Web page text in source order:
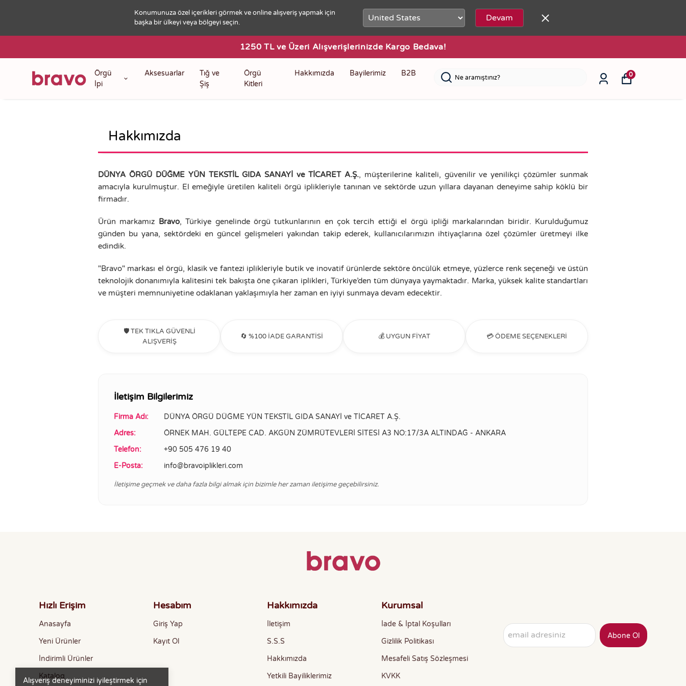
Konumunuza özel içerikleri görmek ve online alışveriş yapmak için
başka bir ülkeyi veya bölgeyi seçin.
Devam
1250 TL ve Üzeri Alışverişlerinizde Kargo Bedava!
Örgü
İpi
Aksesuarlar
Tığ ve
Şiş
Örgü
Kitleri
Hakkımızda Bayilerimiz B2B 0
Alışveriş deneyiminizi iyileştirmek için
Hakkımızda
DÜNYA ÖRGÜ DÜĞME YÜN TEKSTİL GIDA SANAYİ ve TİCARET A.Ş., müşterilerine kaliteli, güvenilir ve yenilikçi çözümler sunmak
amacıyla kurulmuştur. El emeğiyle üretilen kaliteli örgü iplikleriyle tanınan ve sektörde uzun yıllara dayanan deneyime sahip köklü bir
firmadır.
Ürün markamız Bravo, Türkiye genelinde örgü tutkunlarının en çok tercih ettiği el örgü ipliği markalarından biridir. Kurulduğumuz
günden bu yana, sektördeki en güncel gelişmeleri yakından takip ederek, kullanıcılarımızın ihtiyaçlarına özel çözümler üretmeyi ilke
edindik.
"Bravo" markası el örgü, klasik ve fantezi iplikleriyle butik ve inovatif ürünlerde sektöre öncülük etmeye, yüzlerce renk seçeneği ve üstün
teknolojik donanımıyla kalitesini tek bakışta öne çıkaran iplikleri, Türkiye’den tüm dünyaya yaymaktadır. Marka, yüksek kalite standartları
ve müşteri memnuniyetine odaklanan yaklaşımıyla her zaman en iyiyi sunmaya devam edecektir.
🛡️ TEK TIKLA GÜVENLİ
ALIŞVERİŞ
🔄 %100 İADE GARANTİSİ 💰 UYGUN FİYAT 💳 ÖDEME SEÇENEKLERİ
İletişim Bilgilerimiz
Firma Adı:
DÜNYA ÖRGÜ DÜĞME YÜN TEKSTİL GIDA SANAYİ ve TİCARET A.Ş.
Adres:
ÖRNEK MAH. GÜLTEPE CAD. AKGÜN ZÜMRÜTEVLERİ SİTESİ A3 NO:17/3A ALTINDAĞ - ANKARA
Telefon:
+90 505 476 19 40
E-Posta:
info@bravoiplikleri.com
İletişime geçmek ve daha fazla bilgi almak için bizimle her zaman iletişime geçebilirsiniz.
Hızlı Erişim
Anasayfa
Yeni Ürünler
İndirimli Ürünler
Katalog
Hesabım
Giriş Yap
Kayıt Ol
Hakkımızda
İletişim
S.S.S
Hakkımızda
Yetkili Bayiliklerimiz
Kurumsal
İade & İptal Koşulları
Gizlilik Politikası
Mesafeli Satış Sözleşmesi
KVKK
Abone Ol